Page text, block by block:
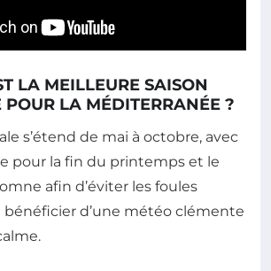
LA MEILLEURE SAISON
POUR LA MÉDITERRANÉE ?
s’étend de mai à octobre, avec
pour la fin du printemps et le
afin d’éviter les foules
bénéficier d’une météo clémente